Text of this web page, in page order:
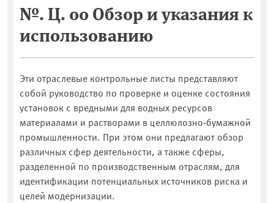
№. Ц. 00 Обзор и указания к
использованию
Эти отраслевые контрольные листы представляют
собой руководство по проверке и оценке состояния
установок с вредными для водных ресурсов
материалами и растворами в целлюлозно-бумажной
промышленности. При этом они предлагают обзор
различных сфер деятельности, а также сферы,
разделенной по производственным отраслям, для
идентификации потенциальных источников риска и
целей модернизации.